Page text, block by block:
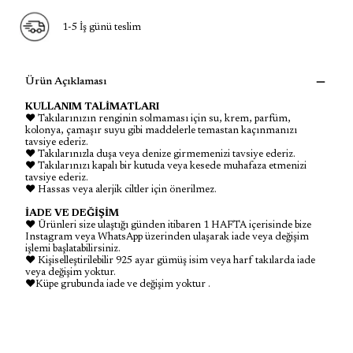
1-5 İş günü teslim
Ürün Açıklaması
KULLANIM TALİMATLARI
♥ Takılarınızın renginin solmaması için su, krem, parfüm,
kolonya, çamaşır suyu gibi maddelerle temastan kaçınmanızı
tavsiye ederiz.
♥ Takılarınızla duşa veya denize girmemenizi tavsiye ederiz.
♥ Takılarınızı kapalı bir kutuda veya kesede muhafaza etmenizi
tavsiye ederiz.
♥ Hassas veya alerjik ciltler için önerilmez.
İADE VE DEĞİŞİM
♥ Ürünleri size ulaştığı günden itibaren 1 HAFTA içerisinde bize
Instagram veya WhatsApp üzerinden ulaşarak iade veya değişim
işlemi başlatabilirsiniz.
♥ Kişiselleştirilebilir 925 ayar gümüş isim veya harf takılarda iade
veya değişim yoktur.
♥Küpe grubunda iade ve değişim yoktur .